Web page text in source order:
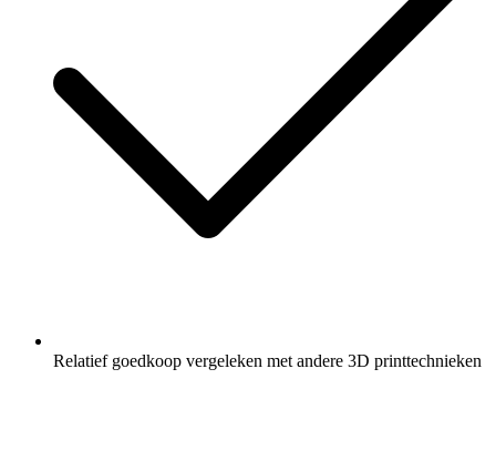
Relatief goedkoop vergeleken met andere 3D printtechnieken